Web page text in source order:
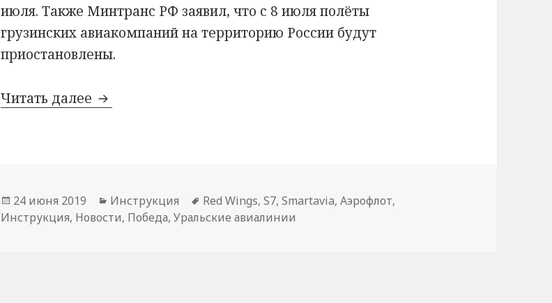
июля. Также Минтранс РФ заявил, что с 8 июля полёты
грузинских авиакомпаний на территорию России будут
приостановлены.
Читать далее Возврат билетов в Грузию — инструкция, как вернуть деньги за
Опубликовано
24 июня 2019 Рубрики
Инструкция Метки
Red Wings,S7,Smartavia,Аэрофлот,
Инструкция, Новости, Победа,Уральские авиалинии